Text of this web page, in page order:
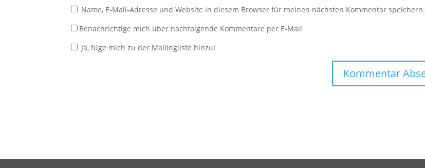
Name, E-Mail-Adresse und Website in diesem Browser für meinen nächsten Kommentar speichern.
Benachrichtige mich über nachfolgende Kommentare per E-Mail
Ja, füge mich zu der Mailingliste hinzu!